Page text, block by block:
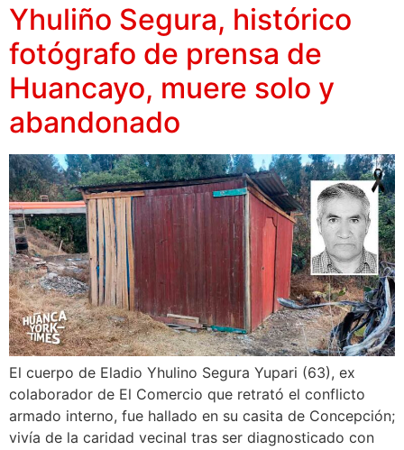
Yhuliño Segura, histórico
fotógrafo de prensa de
Huancayo, muere solo y
abandonado
El cuerpo de Eladio Yhulino Segura Yupari (63), ex
colaborador de El Comercio que retrató el conflicto
armado interno, fue hallado en su casita de Concepción;
vivía de la caridad vecinal tras ser diagnosticado con